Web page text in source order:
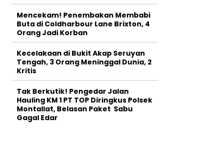
Mencekam! Penembakan Membabi
Buta di Coldharbour Lane Brixton, 4
Orang Jadi Korban
Kecelakaan di Bukit Akap Seruyan
Tengah, 3 Orang Meninggal Dunia, 2
Kritis
Tak Berkutik! Pengedar Jalan
Hauling KM 1 PT TOP Diringkus Polsek
Montallat, Belasan Paket Sabu
Gagal Edar